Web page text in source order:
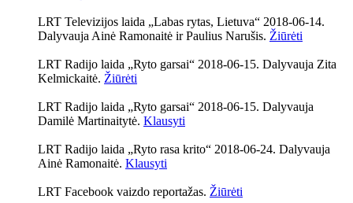
LRT Televizijos laida „Labas rytas, Lietuva“ 2018-06-14.
Dalyvauja Ainė Ramonaitė ir Paulius Narušis. Žiūrėti
LRT Radijo laida „Ryto garsai“ 2018-06-15. Dalyvauja Zita
Kelmickaitė. Žiūrėti
LRT Radijo laida „Ryto garsai“ 2018-06-15. Dalyvauja
Damilė Martinaitytė. Klausyti
LRT Radijo laida „Ryto rasa krito“ 2018-06-24. Dalyvauja
Ainė Ramonaitė. Klausyti
LRT Facebook vaizdo reportažas. Žiūrėti